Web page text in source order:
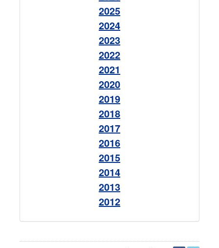
2025
2024
2023
2022
2021
2020
2019
2018
2017
2016
2015
2014
2013
2012